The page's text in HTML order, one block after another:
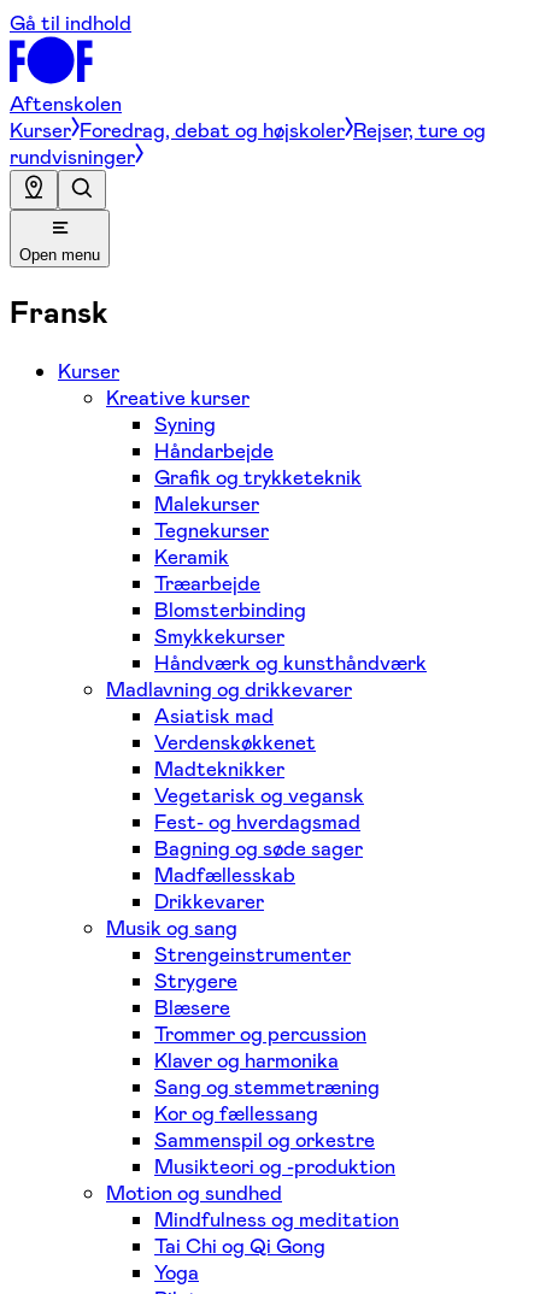
Gå til indhold
Aftenskolen
Kurser Foredrag, debat og højskoler Rejser, ture og
rundvisninger
Open menu
Fransk
Kurser
Kreative kurser
Syning
Håndarbejde
Grafik og trykketeknik
Malekurser
Tegnekurser
Keramik
Træarbejde
Blomsterbinding
Smykkekurser
Håndværk og kunsthåndværk
Madlavning og drikkevarer
Asiatisk mad
Verdenskøkkenet
Madteknikker
Vegetarisk og vegansk
Fest- og hverdagsmad
Bagning og søde sager
Madfællesskab
Drikkevarer
Musik og sang
Strengeinstrumenter
Strygere
Blæsere
Trommer og percussion
Klaver og harmonika
Sang og stemmetræning
Kor og fællessang
Sammenspil og orkestre
Musikteori og -produktion
Motion og sundhed
Mindfulness og meditation
Tai Chi og Qi Gong
Yoga